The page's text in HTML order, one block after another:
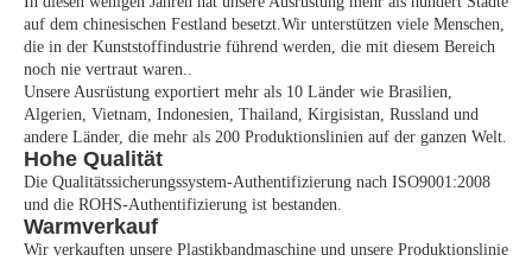
auf dem chinesischen Festland besetzt.Wir unterstützen viele Menschen,
die in der Kunststoffindustrie führend werden, die mit diesem Bereich
noch nie vertraut waren..
Unsere Ausrüstung exportiert mehr als 10 Länder wie Brasilien,
Algerien, Vietnam, Indonesien, Thailand, Kirgisistan, Russland und
andere Länder, die mehr als 200 Produktionslinien auf der ganzen Welt.
Hohe Qualität
Die Qualitätssicherungssystem-Authentifizierung nach ISO9001:2008
und die ROHS-Authentifizierung ist bestanden.
Warmverkauf
Wir verkauften unsere Plastikbandmaschine und unsere Produktionslinie